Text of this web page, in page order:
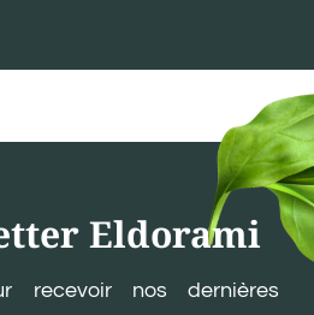
Eldorami
recevoir nos dernières